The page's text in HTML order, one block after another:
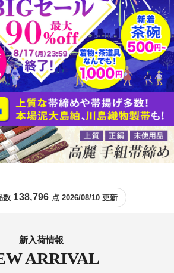
数 138,796 点 2026/08/10 更新
ARRIVAL
新入荷情報